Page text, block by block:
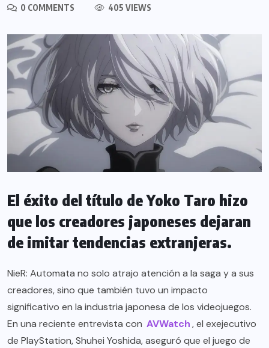
0 COMMENTS
405 VIEWS
El éxito del título de Yoko Taro hizo
que los creadores japoneses dejaran
de imitar tendencias extranjeras.
NieR: Automata no solo atrajo atención a la saga y a sus
creadores, sino que también tuvo un impacto
significativo en la industria japonesa de los videojuegos.
En una reciente entrevista con AVWatch , el exejecutivo
de PlayStation, Shuhei Yoshida, aseguró que el juego de